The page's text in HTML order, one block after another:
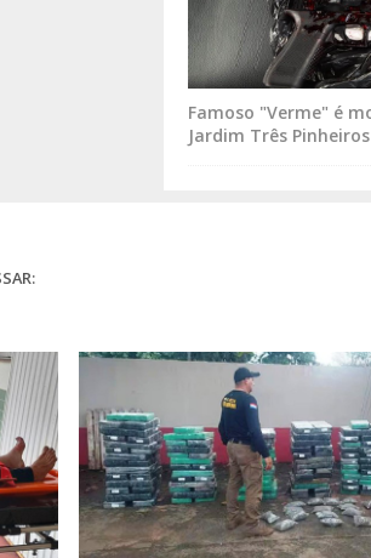
Famoso "Verme" é
Jardim Três Pinheiros